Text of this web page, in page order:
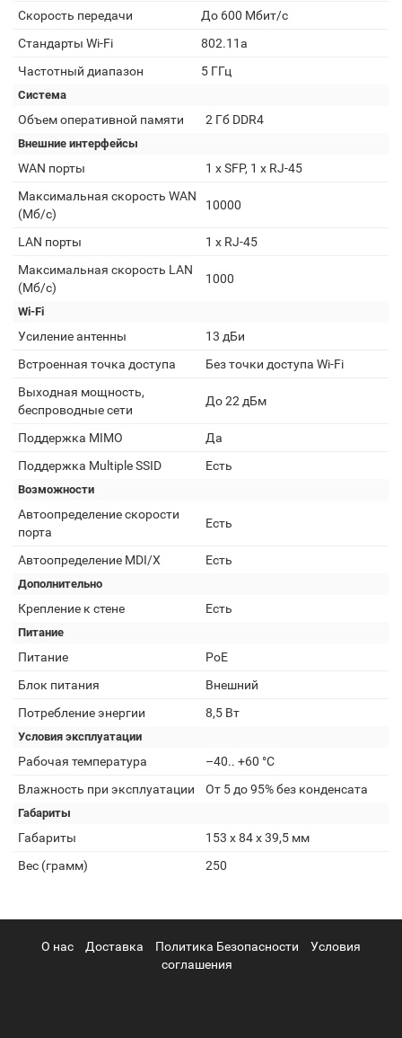
Скорость передачи
До 600 Мбит/с
Стандарты Wi-Fi
802.11a
Частотный диапазон
5 ГГц
Система
Объем оперативной памяти 2 Гб DDR4
Внешние интерфейсы
WAN порты
1 x SFP, 1 x RJ-45
Максимальная скорость WAN
(Мб/с)
10000
LAN порты
1 х RJ-45
Максимальная скорость LAN
(Мб/с)
1000
Wi-Fi
Усиление антенны
13 дБи
Встроенная точка доступа
Без точки доступа Wi-Fi
Выходная мощность,
беспроводные сети
До 22 дБм
Поддержка MIMO
Да
Поддержка Multiple SSID
Есть
Возможности
Автоопределение скорости
порта
Есть
Автоопределение MDI/X Есть
Дополнительно
Крепление к стене Есть
Питание
Питание
PoE
Блок питания
Внешний
Потребление энергии
8,5 Вт
Условия эксплуатации
Рабочая температура
–40.. +60 °C
Влажность при эксплуатации
От 5 до 95% без конденсата
Габариты
Габариты
153 x 84 x 39,5 мм
Вес (грамм)
250
О нас Доставка Политика Безопасности
Условия
соглашения